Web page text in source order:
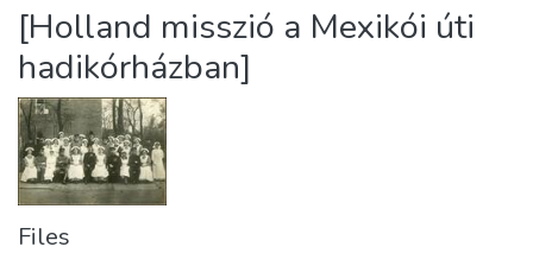
Statistics
About us
[Holland misszió a Mexikói úti
hadikórházban]
Files